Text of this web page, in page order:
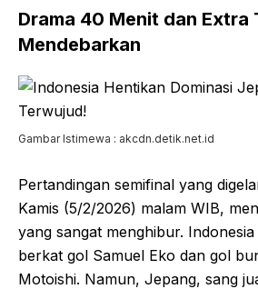
Drama 40 Menit dan Extra
Mendebarkan
Gambar Istimewa : akcdn.detik.net.id
Pertandingan semifinal yang
Kamis (5/2/2026) malam WIB,
yang sangat menghibur.
berkat gol Samuel Eko dan gol
Motoishi. Namun, Jepang, sang